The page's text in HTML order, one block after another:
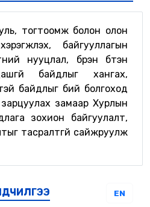
тогтоомж болон олон
байгууллагын
нууцлал, бүрэн бүтэн
байдлыг хангах,
байдлыг бий болгоход
замаар Хурлын
зохион байгуулалт,
тасралтгүй сайжруулж
EN